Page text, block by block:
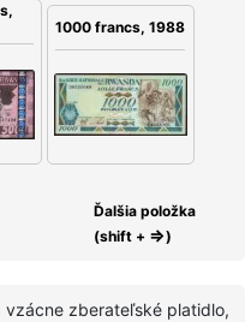
1000 francs, 1988
Ďalšia položka
(shift + ⇒)
zberateľské platidlo,